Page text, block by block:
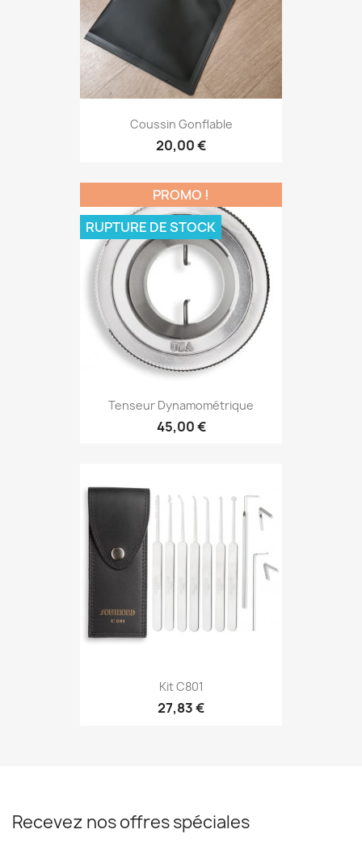
Coussin Gonflable
20,00 €
Tenseur Dynamométrique
45,00 €
PROMO !
RUPTURE DE STOCK
Kit C801
27,83 €
Recevez nos offres spéciales